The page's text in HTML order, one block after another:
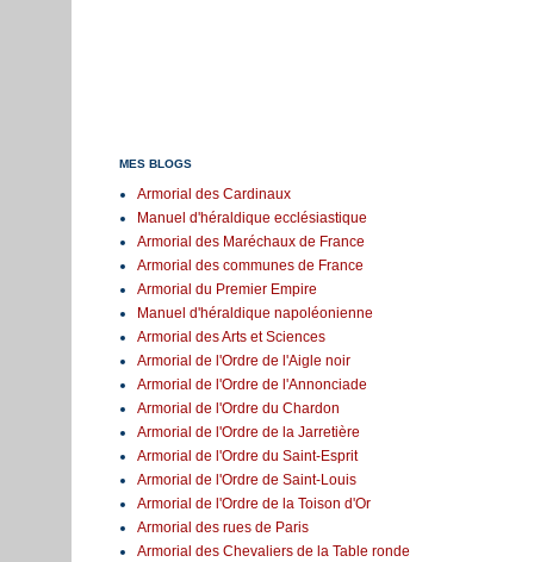
MES BLOGS
Armorial des Cardinaux
Manuel d'héraldique ecclésiastique
Armorial des Maréchaux de France
Armorial des communes de France
Armorial du Premier Empire
Manuel d'héraldique napoléonienne
Armorial des Arts et Sciences
Armorial de l'Ordre de l'Aigle noir
Armorial de l'Ordre de l'Annonciade
Armorial de l'Ordre du Chardon
Armorial de l'Ordre de la Jarretière
Armorial de l'Ordre du Saint-Esprit
Armorial de l'Ordre de Saint-Louis
Armorial de l'Ordre de la Toison d'Or
Armorial des rues de Paris
Armorial des Chevaliers de la Table ronde